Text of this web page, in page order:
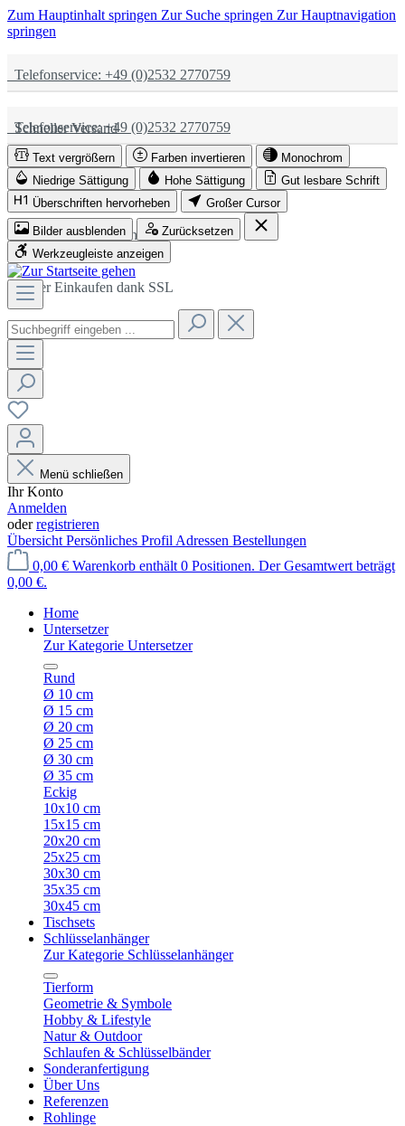
Zum Hauptinhalt springen Zur Suche springen Zur Hauptnavigation
springen
Telefonservice: +49 (0)2532 2770759
Schneller Versand
Partnerschaftlich
Sicher Einkaufen dank SSL
Telefonservice: +49 (0)2532 2770759
Schneller Versand
Partnerschaftlich
Sicher Einkaufen dank SSL
Text vergrößern Farben invertieren
Monochrom
Niedrige Sättigung
Hohe Sättigung
Gut lesbare Schrift
Überschriften hervorheben
Großer Cursor
Bilder ausblenden
Zurücksetzen
Werkzeugleiste anzeigen
Menü schließen
Ihr Konto
Anmelden
oderregistrieren
Übersicht Persönliches Profil Adressen Bestellungen
0,00 € Warenkorb enthält 0 Positionen. Der Gesamtwert beträgt
0,00 €.
Home
Untersetzer
Zur Kategorie Untersetzer
Rund
Ø 10 cm
Ø 15 cm
Ø 20 cm
Ø 25 cm
Ø 30 cm
Ø 35 cm
Eckig
10x10 cm
15x15 cm
20x20 cm
25x25 cm
30x30 cm
35x35 cm
30x45 cm
Tischsets
Schlüsselanhänger
Zur Kategorie Schlüsselanhänger
Tierform
Geometrie & Symbole
Hobby & Lifestyle
Natur & Outdoor
Schlaufen & Schlüsselbänder
Sonderanfertigung
Über Uns
Referenzen
Rohlinge